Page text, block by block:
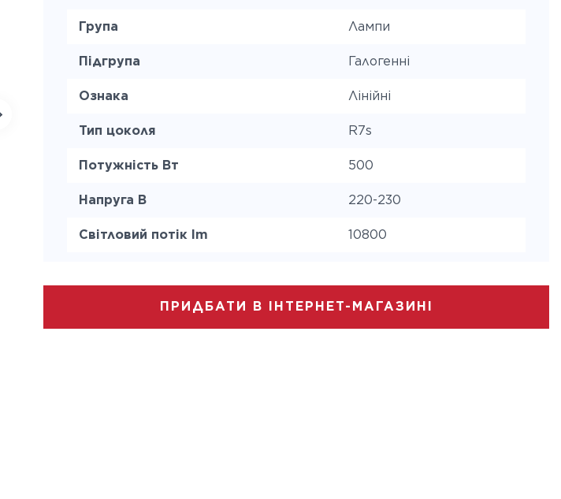
Група Лампи
Підгрупа Галогенні
Ознака Лінійні
Тип цоколя R7s
Потужність Вт 500
Напруга В 220-230
Світловий потік lm 10800
Термін служби ч 2000
ПРИДБАТИ В ІНТЕРНЕТ-МАГАЗИНІ